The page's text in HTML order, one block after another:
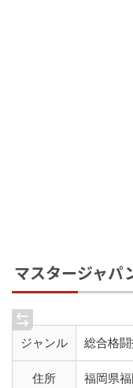
マスタージャパ
ジャンル 総合格
住所 福岡県